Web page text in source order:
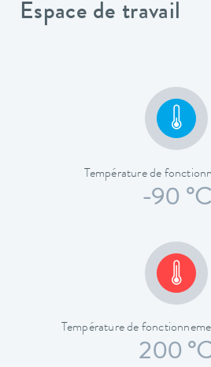
Espace de travail
Température de
-90 °C
Température de
200